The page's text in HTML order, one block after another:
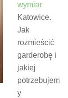
wymiar
Katowice.
Jak
rozmieścić
garderobę i
jakiej
potrzebujem
y